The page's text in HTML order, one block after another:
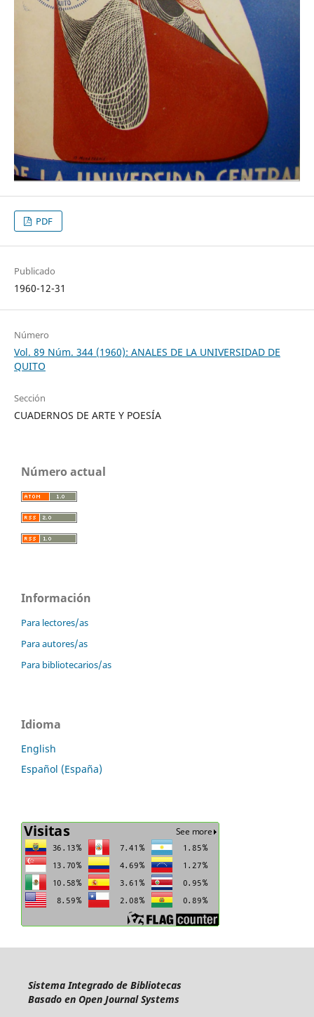
PDF
Publicado
1960-12-31
Número
Vol. 89 Núm. 344 (1960): ANALES DE LA UNIVERSIDAD DE
QUITO
Sección
CUADERNOS DE ARTE Y POESÍA
Número actual
Información
Para lectores/as
Para autores/as
Para bibliotecarios/as
Idioma
English
Español (España)
Sistema Integrado de Bibliotecas
Basado en Open Journal Systems